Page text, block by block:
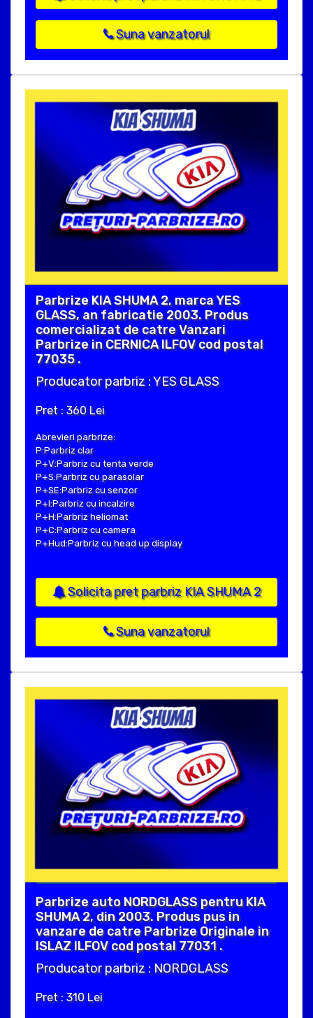
Suna vanzatorul
Parbrize KIA SHUMA 2, marca YES
GLASS, an fabricatie 2003. Produs
comercializat de catre Vanzari
Parbrize in CERNICA ILFOV cod postal
77035 .
Producator parbriz : YES GLASS
Pret : 360 Lei
Abrevieri parbrize:
P:Parbriz clar
P+V:Parbriz cu tenta verde
P+S:Parbriz cu parasolar
P+SE:Parbriz cu senzor
P+I:Parbriz cu incalzire
P+H:Parbriz heliomat
P+C:Parbriz cu camera
P+Hud:Parbriz cu head up display
Solicita pret parbriz KIA SHUMA 2
Suna vanzatorul
Parbrize auto NORDGLASS pentru KIA
SHUMA 2, din 2003. Produs pus in
vanzare de catre Parbrize Originale in
ISLAZ ILFOV cod postal 77031 .
Producator parbriz : NORDGLASS
Pret : 310 Lei